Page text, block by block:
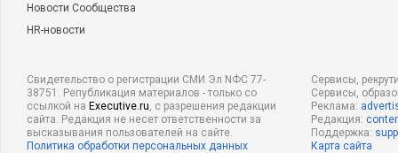
Новости Сообщества
HR-новости
Свидетельство о регистрации СМИ Эл NФС 77-
38751. Републикация материалов - только со
ссылкой на Executive.ru, с разрешения редакции
сайта. Редакция не несет ответственности за
высказывания пользователей на сайте.
Политика обработки персональных данных
Сервисы,
Сервисы,
Реклама:
Редакция:
Поддержка:
Карта сайта